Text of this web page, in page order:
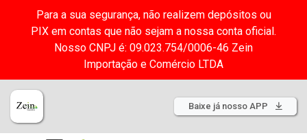
Para a sua segurança, não realizem depósitos ou
PIX em contas que não sejam a nossa conta oficial.
Nosso CNPJ é: 09.023.754/0006-46 Zein
Importação e Comércio LTDA
Baixe já nosso APP